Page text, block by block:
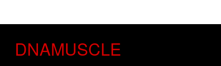
DNAMUSCLE